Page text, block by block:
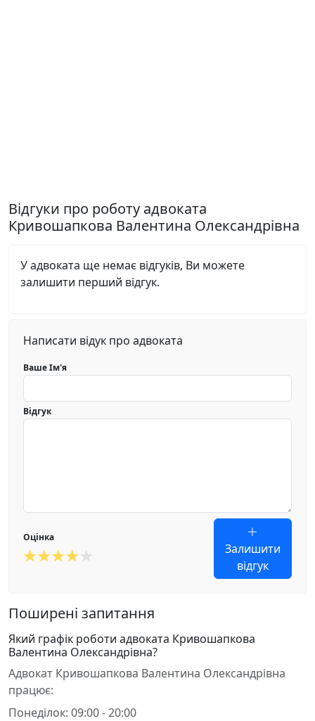
Відгуки про роботу адвоката
Кривошапкова Валентина Олександрівна
У адвоката ще немає відгуків, Ви можете
залишити перший відгук.
Написати відук про адвоката
Ваше Ім'я
Відгук
Оцінка
Залишити
відгук
Поширені запитання
Який графік роботи адвоката Кривошапкова
Валентина Олександрівна?
Адвокат Кривошапкова Валентина Олександрівна
працює:
Понеділок: 09:00 - 20:00